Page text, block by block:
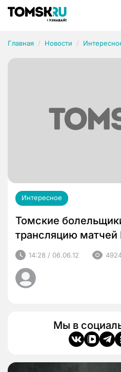
Главная Новости
Интересное
Томские
трансляцию матчей
14:28 / 06.06.12
Мы в